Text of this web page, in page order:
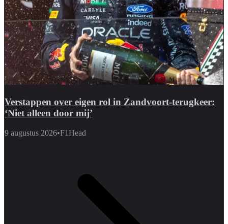
Verstappen over eigen rol in Zandvoort-terugkeer:
‘Niet alleen door mij’
9 augustus 2026•F1Head